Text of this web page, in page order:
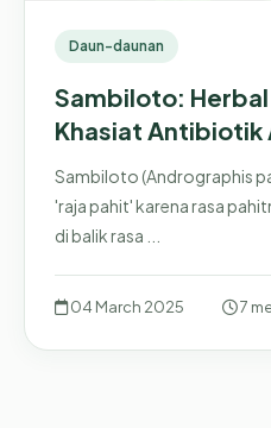
Daun-daunan
Sambiloto:
Khasiat Antibiotik
Sambiloto (Andrographis
'raja pahit' karena rasa
di balik rasa ...
04 March 2025 7